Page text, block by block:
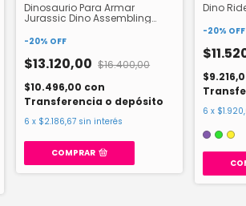
Dinosaurio Para Armar
Jurassic Dino Assembling
-20% OFF
$13.120,00 $16.400,00
$10.496,00 con
Transferencia o depósito
6 x $2.186,67 sin interés
COMPRAR
Dino
-20% OFF
6 x